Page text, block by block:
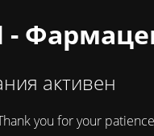
активен
you for your